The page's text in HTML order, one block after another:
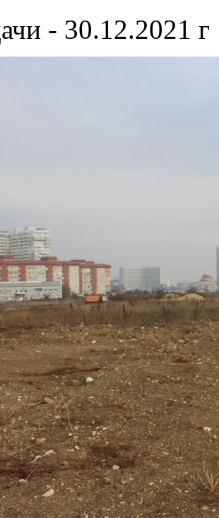
- 30.12.2021 г